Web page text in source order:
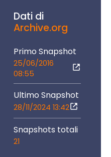
Dati di
Archive.org
Primo Snapshot
25/06/2016
08:55
Ultimo Snapshot
28/11/2024 13:42
Snapshots totali
21